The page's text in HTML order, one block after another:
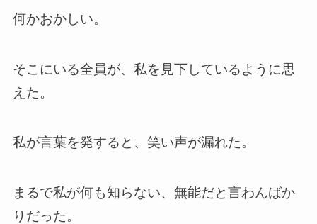
何かおかしい。
そこにいる全員が、私を見下しているように思
えた。
私が言葉を発すると、笑い声が漏れた。
まるで私が何も知らない、無能だと言わんばか
りだった。